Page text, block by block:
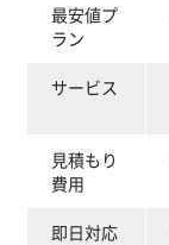
最安値プ
ラン
サービス
見積もり
費用
即日対応